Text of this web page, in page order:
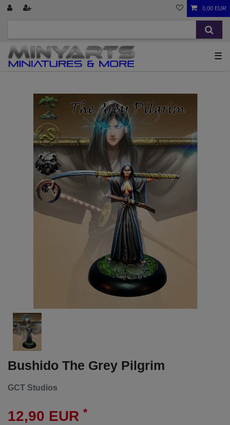
0,00 EUR
☰
Bushido The Grey Pilgrim
GCT Studios
12,90 EUR *